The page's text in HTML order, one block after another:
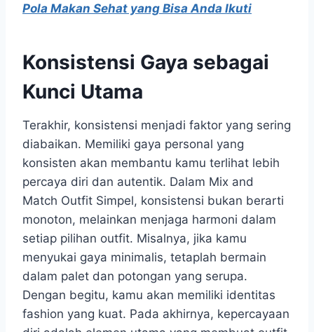
Pola Makan Sehat yang Bisa Anda Ikuti
Konsistensi Gaya sebagai
Kunci Utama
Terakhir, konsistensi menjadi faktor yang sering
diabaikan. Memiliki gaya personal yang
konsisten akan membantu kamu terlihat lebih
percaya diri dan autentik. Dalam Mix and
Match Outfit Simpel, konsistensi bukan berarti
monoton, melainkan menjaga harmoni dalam
setiap pilihan outfit. Misalnya, jika kamu
menyukai gaya minimalis, tetaplah bermain
dalam palet dan potongan yang serupa.
Dengan begitu, kamu akan memiliki identitas
fashion yang kuat. Pada akhirnya, kepercayaan